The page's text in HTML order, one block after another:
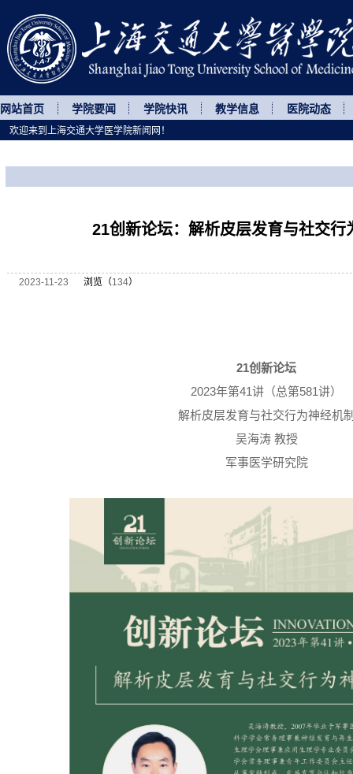
网站首页 学院要闻 学院快讯 教学信息 医院动态
21创新论坛：解析皮层发育与社交行
2023-11-23 浏览（134）
21创新论坛
2023年第41讲（总第581讲）
解析皮层发育与社交行为神经机
吴海涛 教授
军事医学研究院
欢迎来到上海交通大学医学院新闻网！